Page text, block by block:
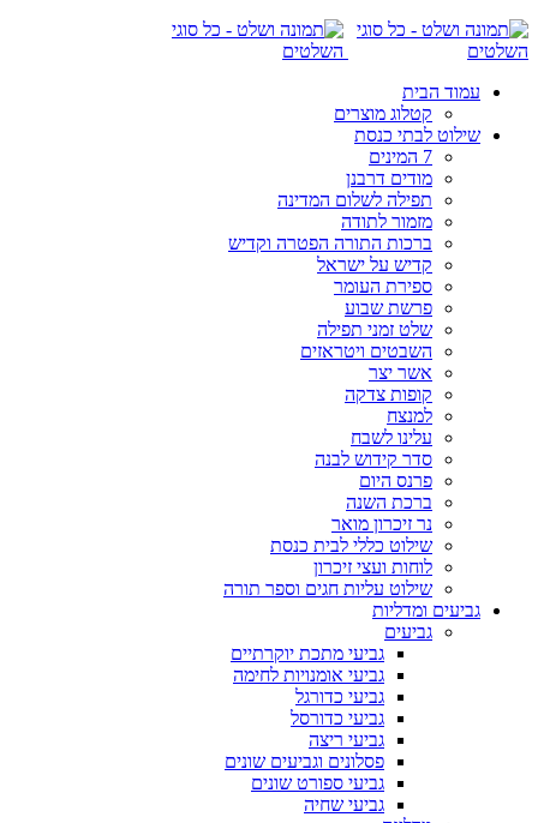
עמוד הבית
קטלוג מוצרים
שילוט לבתי כנסת
7 המינים
מודים דרבנן
תפילה לשלום המדינה
מזמור לתודה
ברכות התורה הפטרה וקדיש
קדיש על ישראל
ספירת העומר
פרשת שבוע
שלט זמני תפילה
השבטים ויטראזים
אשר יצר
קופות צדקה
למנצח
עלינו לשבח
סדר קידוש לבנה
פרנס היום
ברכת השנה
נר זיכרון מואר
שילוט כללי לבית כנסת
לוחות ועצי זיכרון
שילוט עליות חגים וספר תורה
גביעים ומדליות
גביעים
גביעי מתכת יוקרתיים
גביעי אומנויות לחימה
גביעי כדורגל
גביעי כדורסל
גביעי ריצה
פסלונים וגביעים שונים
גביעי ספורט שונים
גביעי שחיה